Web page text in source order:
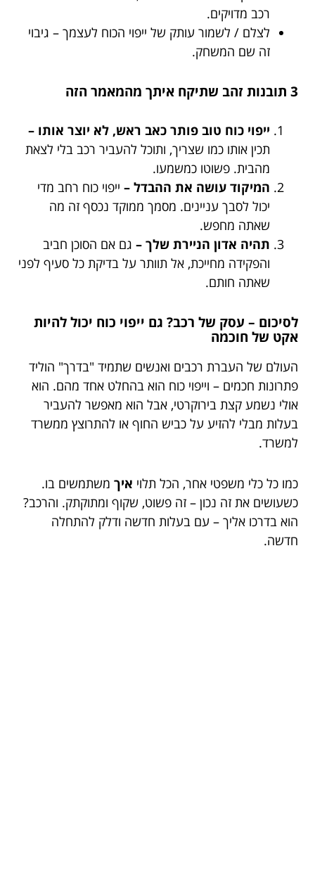
רכב מדויקים.
לצלם / לשמור עותק של ייפוי הכוח לעצמך – גיבוי
זה שם המשחק.
3 תובנות זהב שתיקח איתך מהמאמר הזה
ייפוי כוח טוב פותר כאב ראש, לא יוצר אותו –
תכין אותו כמו שצריך, ותוכל להעביר רכב בלי לצאת
מהבית. פשוטו כמשמעו.
המיקוד עושה את ההבדל – ייפוי כוח רחב מדי
יכול לסבך עניינים. מסמך ממוקד נכסף זה מה
שאתה מחפש.
תהיה אדון הניירת שלך – גם אם הסוכן חביב
והפקידה מחייכת, אל תוותר על בדיקת כל סעיף לפני
שאתה חותם.
לסיכום – עסק של רכב? גם ייפוי כוח יכול להיות
אקט של חוכמה
העולם של העברת רכבים ואנשים שתמיד "בדרך" הוליד
פתרונות חכמים – וייפוי כוח הוא בהחלט אחד מהם. הוא
אולי נשמע קצת בירוקרטי, אבל הוא מאפשר להעביר
בעלות מבלי להזיע על כביש החוף או להתרוצץ ממשרד
למשרד.
כמו כל כלי משפטי אחר, הכל תלוי איך משתמשים בו.
כשעושים את זה נכון – זה פשוט, שקוף ומתוקתק. והרכב?
הוא בדרכו אליך – עם בעלות חדשה ודלק להתחלה
חדשה.